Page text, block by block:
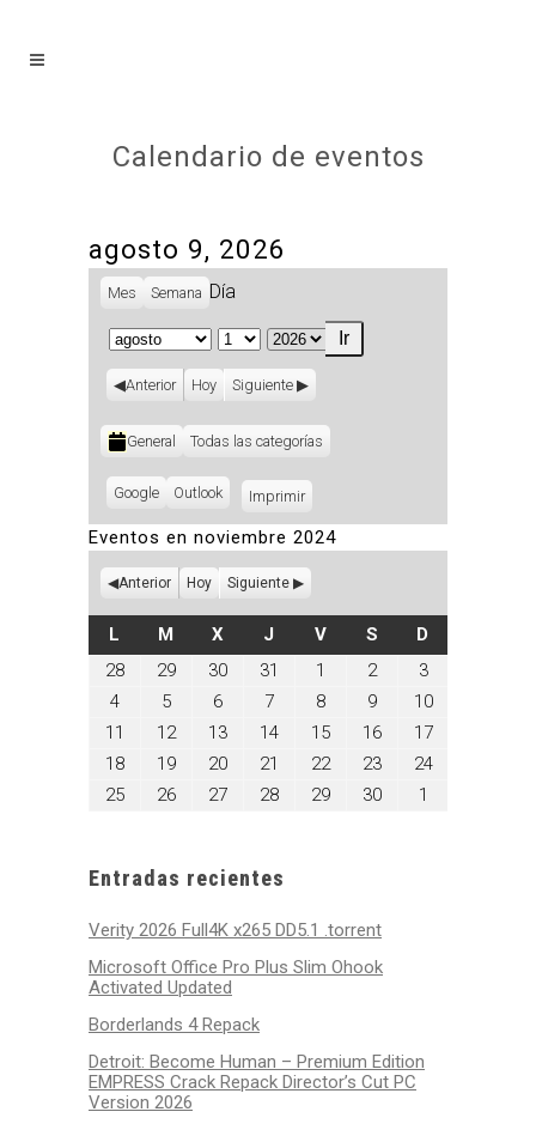
Calendario de eventos
agosto 9, 2026
Mes Semana Día
Mes
Día
Año
Anterior Hoy Siguiente
Categorías
General Todas las categorías
Subscribe
Google
Subscribe
Outlook ImprimirVistas
Eventos en noviembre 2024
Anterior Hoy Siguiente
L LUNES
M MARTES
XMIÉRCOLES
J JUEVES
VVIERNES
SSÁBADO
D
28octubre
29octubre
30octubre
31
octubre
1
noviembre
2024
2noviembre
2024
3noviembre
3,
2024
4noviembre
4,
2024
5noviembre
5,
2024
6noviembre
6,
2024
7noviembre
7,
2024
8noviembre
8,
2024
9noviembre
9,
2024
10noviembre
10,
11
noviembre
2024
12noviembre
2024
13noviembre
2024
14noviembre
2024
15noviembre
2024
16noviembre
2024
17noviembre
2024
18noviembre
18,
2024
19noviembre
2024
20noviembre
20,
2024
21
noviembre
2024
22noviembre
2024
23noviembre
2024
24noviembre
25noviembre
26noviembre
27noviembre
28noviembre
29noviembre
30noviembre
1
Entradas recientes
Verity 2026 Full4K x265 DD5.1 .torrent
Microsoft Office Pro Plus Slim Ohook
Activated Updated
Borderlands 4 Repack
Detroit: Become Human – Premium Edition
EMPRESS Crack Repack Director’s Cut PC
Version 2026